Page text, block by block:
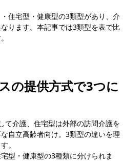
住宅型・健康型の3類型があり、介
ります。本記事では3類型を表で比
の提供方式で3つに
て介護、住宅型は外部の訪問介護を
自立高齢者向け。3類型の違いを理
。
型・健康型の3種類に分けられま